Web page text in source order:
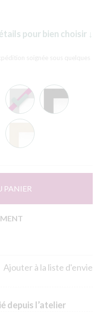
pour bien choisir ↓
soignée sous quelques
PANIER
Ajouter à la liste d'envie
depuis l’atelier